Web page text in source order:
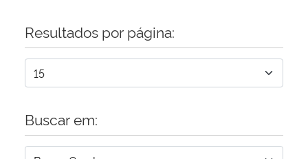
Resultados por página:
Buscar em: